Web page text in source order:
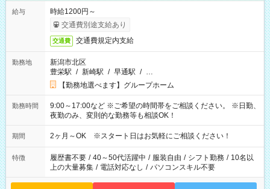
給与
時給1200円～
交通費別途支給あり
交通費 交通費規定内支給
勤務地
新潟市北区
豊栄駅 / 新崎駅 / 早通駅 / …
【勤務地選べます】グループホーム
勤務時間
9:00～17:00など ※ご希望の時間帯をご相談ください。 ※日勤、
夜勤のみ、変則的な勤務等も相談OK！
期間 2ヶ月～OK ※スタート日はお気軽にご相談ください！
特徴 履歴書不要 / 40～50代活躍中 / 服装自由 / シフト勤務 / 10名以
上の大量募集 / 電話対応なし / パソコンスキル不要